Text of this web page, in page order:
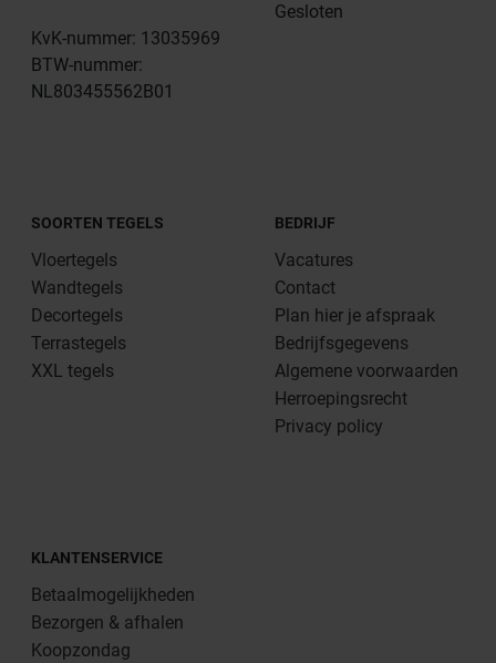
KvK-nummer: 13035969
BTW-nummer:
NL803455562B01
Gesloten
SOORTEN TEGELS
Vloertegels
Wandtegels
Decortegels
Terrastegels
XXL tegels
BEDRIJF
Vacatures
Contact
Plan hier je afspraak
Bedrijfsgegevens
Algemene voorwaarden
Herroepingsrecht
Privacy policy
KLANTENSERVICE
Betaalmogelijkheden
Bezorgen & afhalen
Koopzondag